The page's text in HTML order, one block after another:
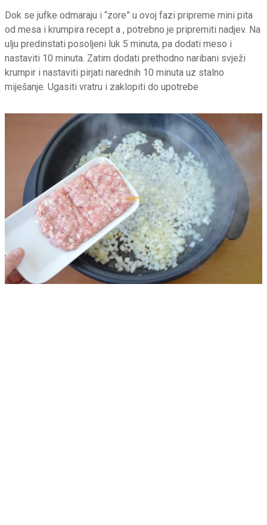
Dok se jufke odmaraju i “zore” u ovoj fazi pripreme mini pita
od mesa i krumpira recept a , potrebno je pripremiti nadjev. Na
ulju predinstati posoljeni luk 5 minuta, pa dodati meso i
nastaviti 10 minuta. Zatim dodati prethodno naribani svježi
krumpir i nastaviti pirjati narednih 10 minuta uz stalno
miješanje. Ugasiti vratru i zaklopiti do upotrebe